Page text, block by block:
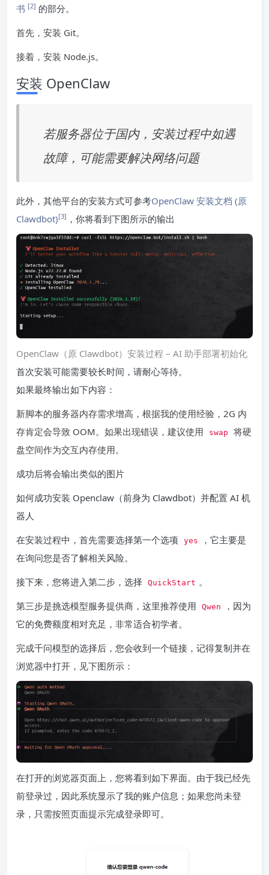
书 [2] 的部分。
首先，安装 Git。
接着，安装 Node.js。
安装 OpenClaw
若服务器位于国内，安装过程中如遇
故障，可能需要解决网络问题
此外，其他平台的安装方式可参考OpenClaw 安装文档 (原
Clawdbot)[3] ，你将看到下图所示的输出
OpenClaw（原 Clawdbot）安装过程 – AI 助手部署初始化
首次安装可能需要较长时间，请耐心等待。
如果最终输出如下内容：
新脚本的服务器内存需求增高，根据我的使用经验，2G 内
存肯定会导致 OOM。如果出现错误，建议使用
swap
将硬
盘空间作为交互内存使用。
成功后将会输出类似的图片
如何成功安装 Openclaw（前身为 Clawdbot）并配置 AI 机
器人
在安装过程中，首先需要选择第一个选项
yes
，它主要是
在询问您是否了解相关风险。
接下来，您将进入第二步，选择
QuickStart 。
第三步是挑选模型服务提供商，这里推荐使用
Qwen
，因为
它的免费额度相对充足，非常适合初学者。
完成千问模型的选择后，您会收到一个链接，记得复制并在
浏览器中打开，见下图所示：
在打开的浏览器页面上，您将看到如下界面。由于我已经先
前登录过，因此系统显示了我的账户信息；如果您尚未登
录，只需按照页面提示完成登录即可。